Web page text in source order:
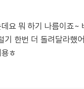
요 뭐 하기 나름이죠
기 한번 더 돌려달라했
ㅎ